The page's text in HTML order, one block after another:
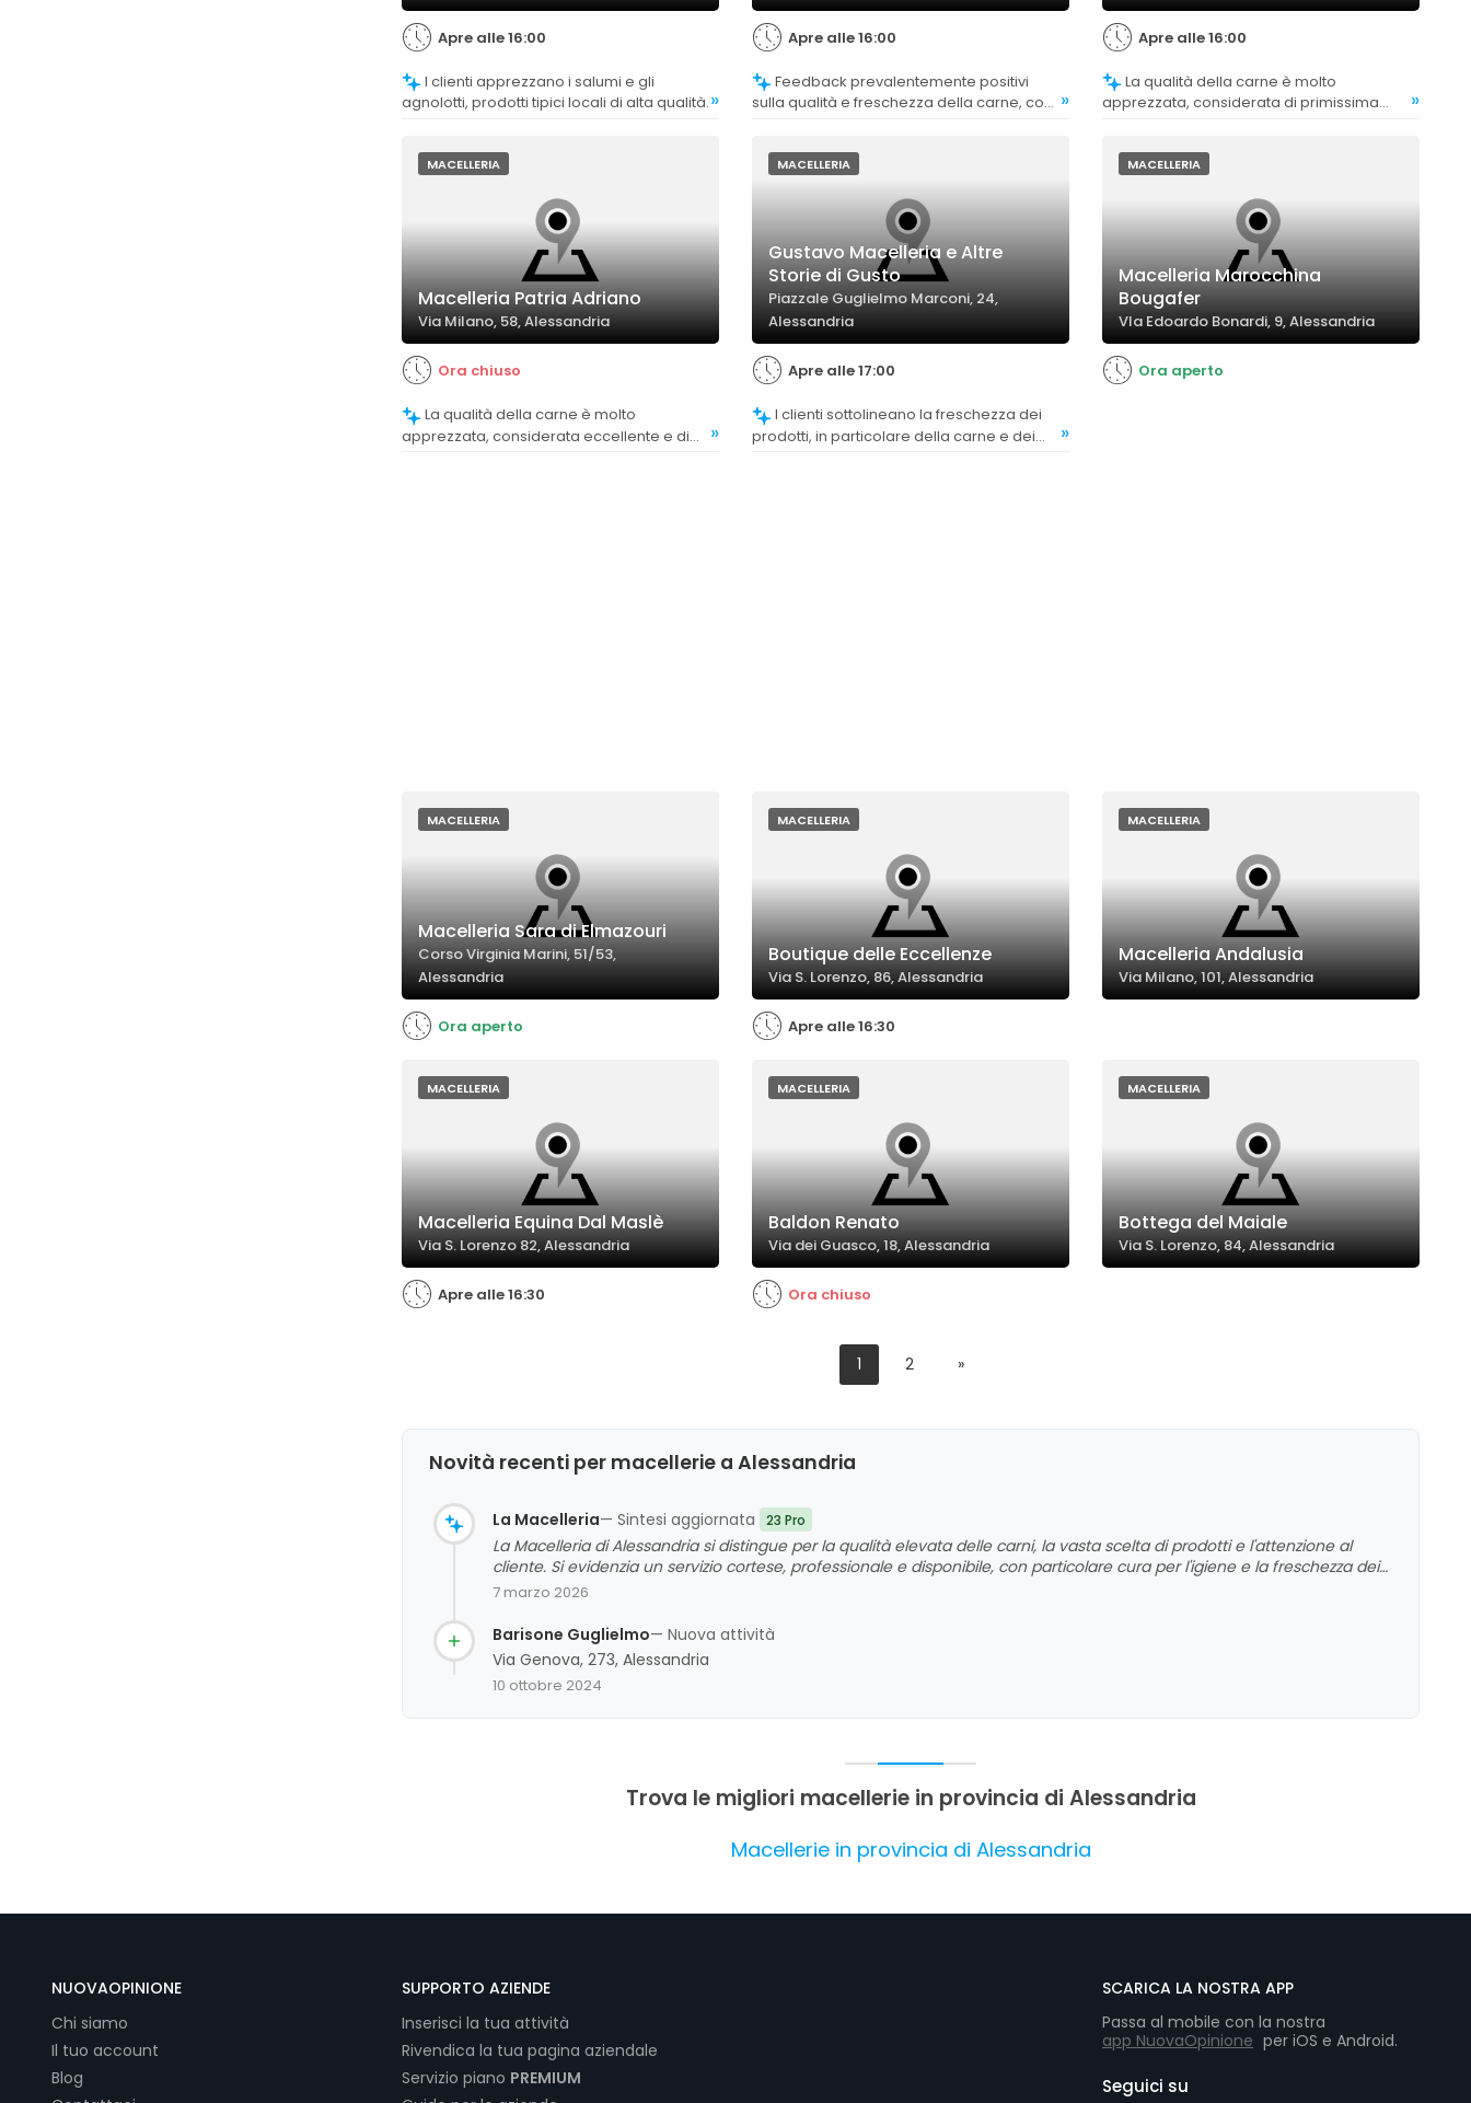
Apre alle 16:00
agnolotti, prodotti tipici locali di alta qualità.»
Apre alle 16:00
Feedback prevalentemente positivi
sulla qualità e freschezza della carne, con »
Apre alle 16:00
La qualità della carne è molto
apprezzata, considerata di primissima
»
MACELLERIA
Macelleria Patria Adriano
Via Milano, 58, Alessandria
Ora chiuso
apprezzata, considerata eccellente e di
»
MACELLERIA
Gustavo Macelleria e Altre
Storie di Gusto
Piazzale Guglielmo Marconi, 24,
Alessandria
Apre alle 17:00
I clienti sottolineano la freschezza dei
prodotti, in particolare della carne e dei
»
MACELLERIA
Macelleria Marocchina
Bougafer
VIa Edoardo Bonardi, 9, Alessandria
Ora aperto
MACELLERIA
Macelleria Sara di Elmazouri
Corso Virginia Marini, 51/53,
Alessandria
Ora aperto
MACELLERIA
Boutique delle Eccellenze
Via S. Lorenzo, 86, Alessandria
Apre alle 16:30
MACELLERIA
Macelleria Andalusia
Via Milano, 101, Alessandria
MACELLERIA
Macelleria Equina Dal Maslè
Via S. Lorenzo 82, Alessandria
Apre alle 16:30
MACELLERIA
Baldon Renato
Via dei Guasco, 18, Alessandria
Ora chiuso
MACELLERIA
Bottega del Maiale
Via S. Lorenzo, 84, Alessandria
1 2 »
Novità recenti per macellerie a Alessandria
La Macelleria— Sintesi aggiornata 23 Pro
La Macelleria di Alessandria si distingue per la qualità elevata delle carni, la vasta scelta di prodotti e l'attenzione al
cliente. Si evidenzia un servizio cortese, professionale e disponibile, con particolare cura per l'igiene e la freschezza dei
prodotti. La clientela apprezza anche il rapporto qualità-prezzo e l'atmosfera accogliente del negozio, che
settore locale.
7 marzo 2026
Barisone Guglielmo— Nuova attività
Via Genova, 273, Alessandria
10 ottobre 2024
Trova le migliori macellerie in provincia di Alessandria
Macellerie in provincia di Alessandria
NUOVAOPINIONE
Chi siamo
Il tuo account
Blog
SUPPORTO AZIENDE
Inserisci la tua attività
Rivendica la tua pagina aziendale
Servizio piano PREMIUM
SCARICA LA NOSTRA APP
Passa al mobile con la nostra
app NuovaOpinione per iOS e Android.
Seguici su